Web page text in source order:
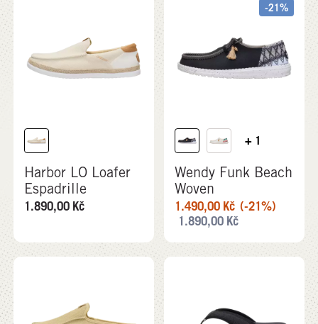
Harbor LO Loafer
Espadrille
1.890,00 Kč
-21%
+ 1
Wendy Funk Beach
Woven
1.490,00 Kč (-21%)
1.890,00 Kč